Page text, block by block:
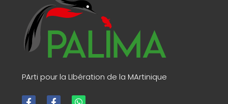
PArti pour la LIbération de la MArtinique